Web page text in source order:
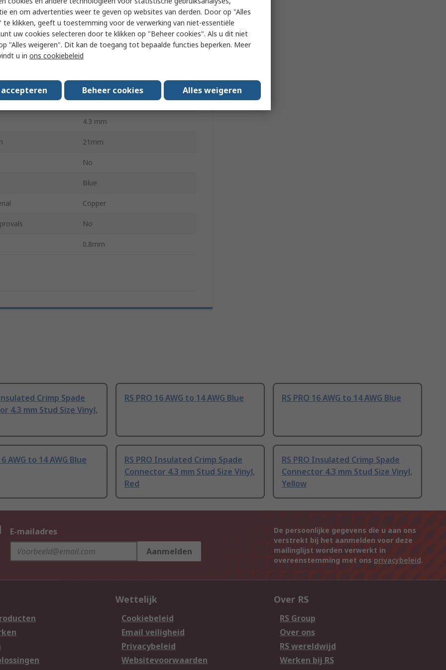
7.2mm
mm² 1.5mm²
Size AWG 16AWG
Size AWG 14AWG
Size mm² 2.5mm²
4.3 mm
21mm
No
Blue
Copper
No
0.8mm
Crimp Spade
4.3 mm Stud Size Vinyl,
RS PRO 16 AWG to 14 AWG Blue RS PRO 16 AWG to 14 AWG Blue
AWG to 14 AWG Blue
RS PRO Insulated Crimp Spade
Connector 4.3 mm Stud Size Vinyl,
Red
RS PRO Insulated Crimp Spade
Connector 4.3 mm Stud Size Vinyl,
Yellow
E-mailadres
Aanmelden
De persoonlijke gegevens die u aan ons
verstrekt bij het aanmelden voor deze
mailinglijst worden verwerkt in
overeenstemming met ons privacybeleid.
Wettelijk
Cookiebeleid
Email veiligheid
Privacybeleid
Websitevoorwaarden
Over RS
RS Group
Over ons
RS wereldwijd
Werken bij RS
en om advertenties weer te geven op websites van derden. Door op "Alles
te klikken, geeft u toestemming voor de verwerking van niet-essentiële
uw cookies selecteren door te klikken op "Beheer cookies". Als u dit niet
"Alles weigeren". Dit kan de toegang tot bepaalde functies beperken. Meer
u in ons cookiebeleid
Beheer cookies Alles weigeren